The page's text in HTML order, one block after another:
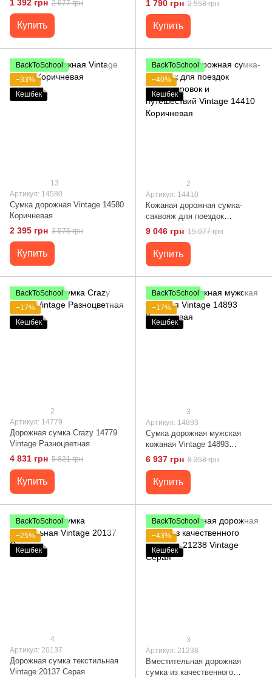
1 392 грн 2 677 грн
Купить
1 790 грн 2 558 грн
Купить
BackToSchool
−33%
Кешбек
13
Артикул: 14580
Сумка дорожная Vintage 14580
Коричневая
2 395 грн 3 575 грн
Купить
BackToSchool
−40%
Кешбек
2
Артикул: 14410
Кожаная дорожная сумка-
саквояж для поездок
командировок и путешествий
Vintage 14410 Коричневая
9 046 грн 15 077 грн
Купить
BackToSchool
−17%
Кешбек
2
Артикул: 14779
Дорожная сумка Crazy 14779
Vintage Разноцветная
4 831 грн 5 821 грн
Купить
BackToSchool
−17%
Кешбек
3
Артикул: 14893
Сумка дорожная мужская
кожаная Vintage 14893
Коричневая
6 937 грн 8 358 грн
Купить
BackToSchool
−25%
Кешбек
4
Артикул: 20137
Дорожная сумка текстильная
Vintage 20137 Серая
BackToSchool
−43%
Кешбек
3
Артикул: 21238
Вместительная дорожная
сумка из качественного